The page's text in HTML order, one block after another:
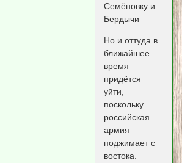
Семёновку и
Бердычи
Но и оттуда в
ближайшее
время
придётся
уйти,
поскольку
российская
армия
поджимает с
востока.